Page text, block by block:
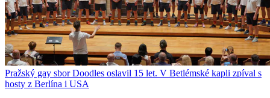
Pražský gay sbor Doodles oslavil 15 let. V Betlémské kapli zpíval s
hosty z Berlína i USA